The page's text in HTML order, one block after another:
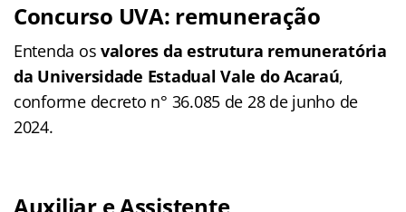
Concurso UVA: remuneração
Entenda osvalores da estrutura remuneratória
da Universidade Estadual Vale do Acaraú,
conforme decreto n° 36.085 de 28 de junho de
2024.